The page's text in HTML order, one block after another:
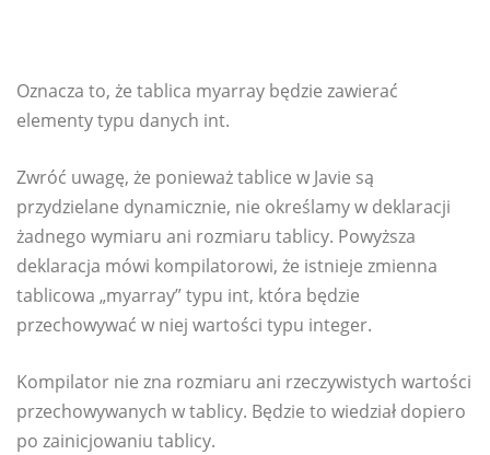
Oznacza to, że tablica myarray będzie zawierać
elementy typu danych int.
Zwróć uwagę, że ponieważ tablice w Javie są
przydzielane dynamicznie, nie określamy w deklaracji
żadnego wymiaru ani rozmiaru tablicy. Powyższa
deklaracja mówi kompilatorowi, że istnieje zmienna
tablicowa „myarray” typu int, która będzie
przechowywać w niej wartości typu integer.
Kompilator nie zna rozmiaru ani rzeczywistych wartości
przechowywanych w tablicy. Będzie to wiedział dopiero
po zainicjowaniu tablicy.